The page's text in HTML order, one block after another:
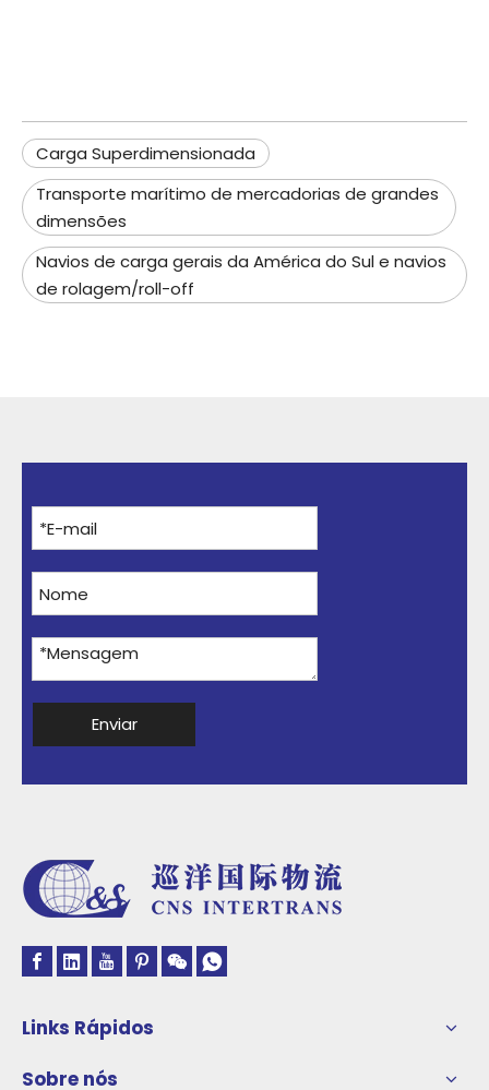
Carga Superdimensionada
Transporte marítimo de mercadorias de grandes
dimensões
Navios de carga gerais da América do Sul e navios
de rolagem/roll-off
Enviar
Links Rápidos
Sobre nós